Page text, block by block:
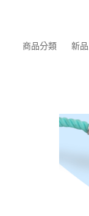
商品分類 新